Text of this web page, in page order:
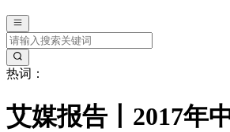
热词：
艾媒报告丨2017年